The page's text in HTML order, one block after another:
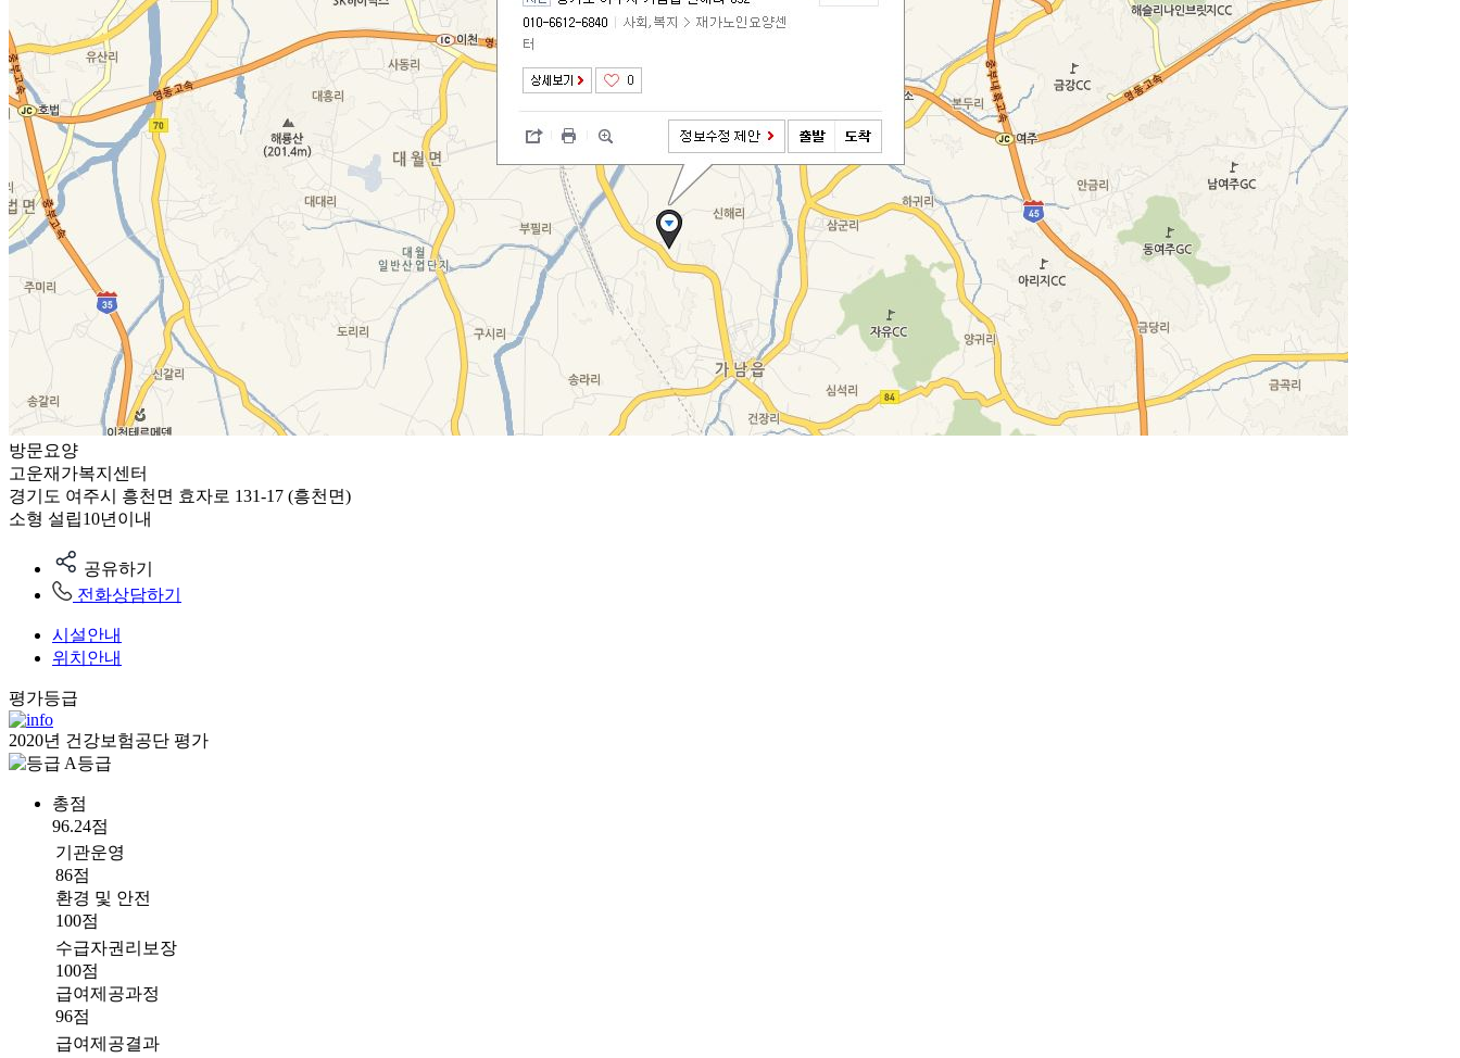
방문요양
고운재가복지센터
경기도 여주시 흥천면 효자로 131-17 (흥천면)
소형 설립10년이내
공유하기
전화상담하기
시설안내
위치안내
평가등급
2020년 건강보험공단 평가
A등급
총점
96.24점
기관운영
86점
환경 및 안전
100점
수급자권리보장
100점
급여제공과정
96점
급여제공결과